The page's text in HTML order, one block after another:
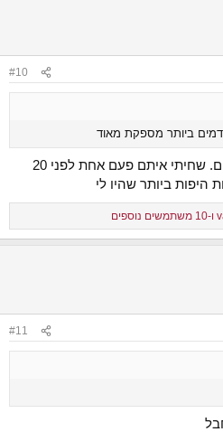
#10
ביותר מספקת מאוד
צודק, דולפינים הם פשוט נהדרים. שחיתי איתם פעם אחת לפני 20
היפות ביותר שהיו לי
ו-10 משתמשים נוספים
#11